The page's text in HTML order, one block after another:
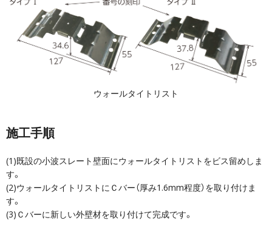
ウォールタイトリスト
施工手順
(1)既設の小波スレート壁面にウォールタイトリストをビス留めしま
す。
(2)ウォールタイトリストにＣバー（厚み1.6mm程度）を取り付けま
す。
(3)Ｃバーに新しい外壁材を取り付けて完成です。